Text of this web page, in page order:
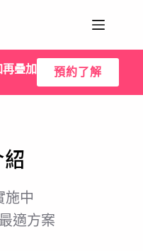
再疊加 預約了解
施中
適方案